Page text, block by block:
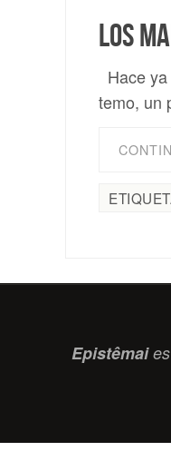
Los
Hace
temo, un
Epistêmaies